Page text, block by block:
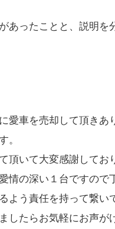
あったことと、説明
車を売却して頂きあ
。
頂いて大変感謝してお
情の深い１台ですの
う責任を持って繋い
したらお気軽にお声が